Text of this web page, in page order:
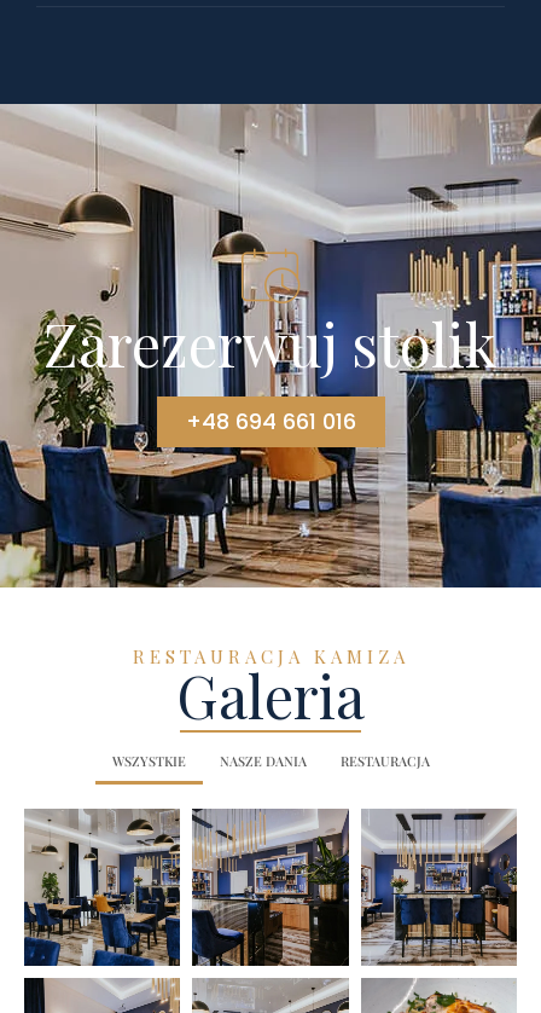
Zarezerwuj stolik
+48 694 661 016
RESTAURACJA KAMIZA
Galeria
WSZYSTKIE NASZE DANIA RESTAURACJA